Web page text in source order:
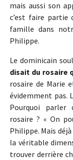
mais aussi son
c’est faire partie
famille dans
Philippe.
Le dominicain
disait du rosaire
rosaire de Marie
évidemment pas.
Pourquoi parler
rosaire ? « On
Philippe. Mais
la véritable
trouver derrière